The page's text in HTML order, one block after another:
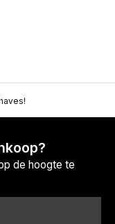
de hoogte te